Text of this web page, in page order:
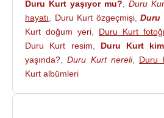
Duru Kurt yaşıyor mu?, Duru
hayatı, Duru Kurt özgeçmişi,Duru
Kurt doğum yeri, Duru Kurt
Duru Kurt resim, Duru Kurt
yaşında?,Duru Kurt nereli, Duru
Kurt albümleri